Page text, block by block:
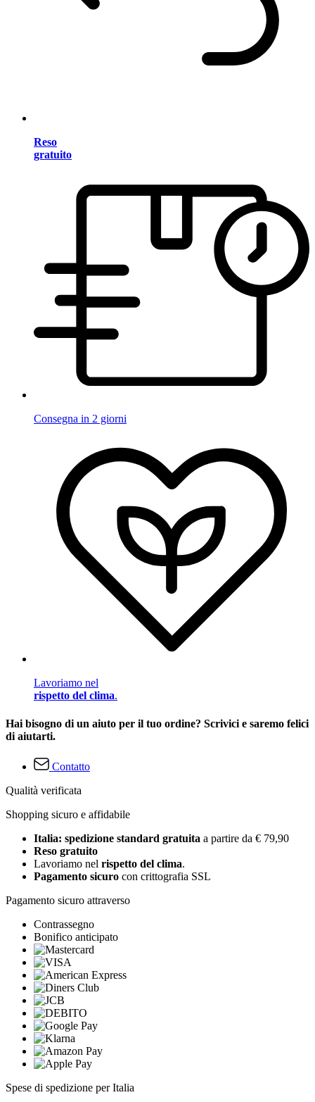
Reso
gratuito
Consegna in 2 giorni
Lavoriamo nel
rispetto del clima.
Hai bisogno di un aiuto per il tuo ordine? Scrivici e saremo felici
di aiutarti.
Contatto
Qualità verificata
Shopping sicuro e affidabile
Italia: spedizione standard gratuita a partire da € 79,90
Reso gratuito
Lavoriamo nel rispetto del clima.
Pagamento sicuro con crittografia SSL
Pagamento sicuro attraverso
Contrassegno
Bonifico anticipato
Spese di spedizione per Italia